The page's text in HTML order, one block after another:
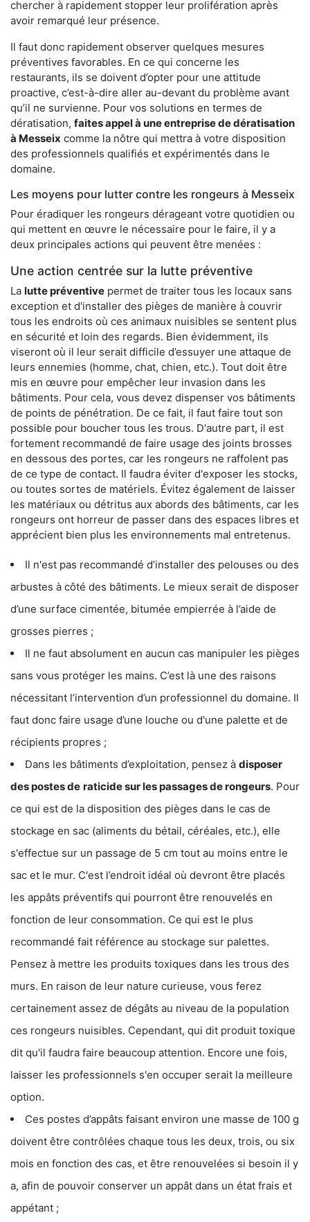
chercher à rapidement stopper leur prolifération après
avoir remarqué leur présence.
Il faut donc rapidement observer quelques mesures
préventives favorables. En ce qui concerne les
restaurants, ils se doivent d’opter pour une attitude
proactive, c’est-à-dire aller au-devant du problème avant
qu’il ne survienne. Pour vos solutions en termes de
dératisation, faites appel à une entreprise de dératisation
à Messeix comme la nôtre qui mettra à votre disposition
des professionnels qualifiés et expérimentés dans le
domaine.
Les moyens pour lutter contre les rongeurs à Messeix
Pour éradiquer les rongeurs dérageant votre quotidien ou
qui mettent en œuvre le nécessaire pour le faire, il y a
deux principales actions qui peuvent être menées :
Une action centrée sur la lutte préventive
La lutte préventive permet de traiter tous les locaux sans
exception et d'installer des pièges de manière à couvrir
tous les endroits où ces animaux nuisibles se sentent plus
en sécurité et loin des regards. Bien évidemment, ils
viseront où il leur serait difficile d’essuyer une attaque de
leurs ennemies (homme, chat, chien, etc.). Tout doit être
mis en œuvre pour empêcher leur invasion dans les
bâtiments. Pour cela, vous devez dispenser vos bâtiments
de points de pénétration. De ce fait, il faut faire tout son
possible pour boucher tous les trous. D'autre part, il est
fortement recommandé de faire usage des joints brosses
en dessous des portes, car les rongeurs ne raffolent pas
de ce type de contact. Il faudra éviter d'exposer les stocks,
ou toutes sortes de matériels. Évitez également de laisser
les matériaux ou détritus aux abords des bâtiments, car les
rongeurs ont horreur de passer dans des espaces libres et
apprécient bien plus les environnements mal entretenus.
Il n'est pas recommandé d’installer des pelouses ou des
arbustes à côté des bâtiments. Le mieux serait de disposer
d’une surface cimentée, bitumée empierrée à l’aide de
grosses pierres ;
Il ne faut absolument en aucun cas manipuler les pièges
sans vous protéger les mains. C’est là une des raisons
nécessitant l’intervention d’un professionnel du domaine. Il
faut donc faire usage d’une louche ou d'une palette et de
récipients propres ;
Dans les bâtiments d’exploitation, pensez à disposer
des postes de raticide sur les passages de rongeurs. Pour
ce qui est de la disposition des pièges dans le cas de
stockage en sac (aliments du bétail, céréales, etc.), elle
s'effectue sur un passage de 5 cm tout au moins entre le
sac et le mur. C'est l’endroit idéal où devront être placés
les appâts préventifs qui pourront être renouvelés en
fonction de leur consommation. Ce qui est le plus
recommandé fait référence au stockage sur palettes.
Pensez à mettre les produits toxiques dans les trous des
murs. En raison de leur nature curieuse, vous ferez
certainement assez de dégâts au niveau de la population
ces rongeurs nuisibles. Cependant, qui dit produit toxique
dit qu'il faudra faire beaucoup attention. Encore une fois,
laisser les professionnels s'en occuper serait la meilleure
option.
Ces postes d’appâts faisant environ une masse de 100 g
doivent être contrôlées chaque tous les deux, trois, ou six
mois en fonction des cas, et être renouvelées si besoin il y
a, afin de pouvoir conserver un appât dans un état frais et
appétant ;